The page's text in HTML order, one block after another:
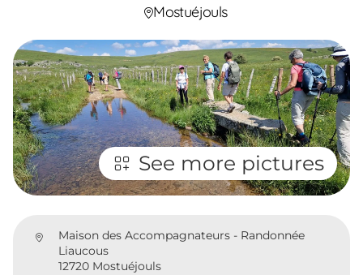
Mostuéjouls
See more pictures
Maison des Accompagnateurs - Randonnée
Liaucous
12720 Mostuéjouls